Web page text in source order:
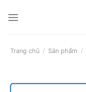
Trang chủ / Sản phẩm /